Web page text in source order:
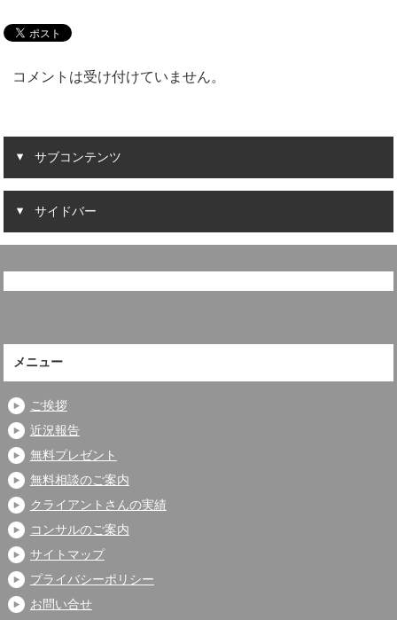
コメントは受け付けていません。
サブコンテンツ
サイドバー
メニュー
ご挨拶
近況報告
無料プレゼント
無料相談のご案内
クライアントさんの実績
コンサルのご案内
サイトマップ
プライバシーポリシー
お問い合せ